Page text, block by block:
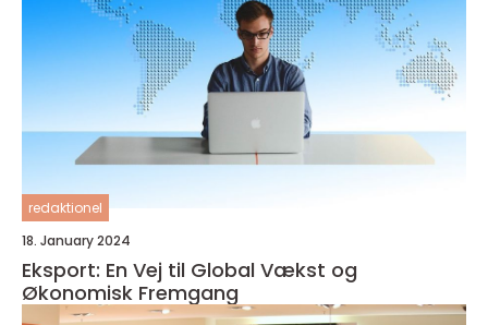
redaktionel
18. January 2024
Eksport: En Vej til Global Vækst og
Økonomisk Fremgang